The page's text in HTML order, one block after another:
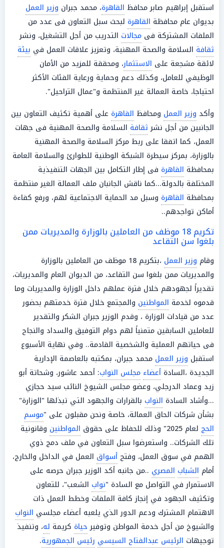
استقبل إبراهيم صابر محافظ القاهرة، محمد جبران وزير العمل
بديوان عام محافظة القاهرة لبحث سبل التعاون فى عدد من
الملفات المشتركة فى مجالات التدريب من أجل التشغيل، ونشر
ثقافة السلامة والصحة المهنية، وتعزيز علاقات العمل في بيئة
لائقة مشجعة على الاستثمار، ومحققة للمزيد من الأمان
الوظيفي للعامل، وكذلك دعم وحماية ورعاية الفئات الأكثر
احتياجا، خاصة العمالة غير المنتظمة و"عمال التراحيل".
وأكد وزير العمل ومحافظ القاهرة على أهمية تكثيف التعاون بين
الجانبين من أجل نشرثقافة السلامة والصحة المهنية فى جهات
العمل، كما اتفقا على ربط مركز السلامة والصحة المهنية
بالوزارة، بمركز سيطرة الشبكة الوطنية للطوارئ والسلامة العامة
بمحافظة القاهرة فى إطار التكامل بين الجهات التنفيذية
المختلفة بالدولة...كما ناقش الجانبان ملف العمالة الغير منتظمة
بمحافظة القاهرة وسبل مد الحماية الاجتماعية لهم، ورفع كفاءة
أماكن تواجدهم..
تكريم 18 موظف من العاملين بالوزارة والمديريات ممن
بلغوا سن التقاعد
وقام وزير العمل
،بتكريم 18 موظف من العاملين بالوزارة
والمديريات ممن بلغوا سن التقاعد، من الديوان العام والمديريات،
تقديراً لجهودهم خلال فترة عملهم داخل الوزارة والمديريات وما
قدموه لخدمة المواطنين والمجتمع خلال فترة خدمتهم بحضور
عدد من قيادات الوزارة ، وقدم الوزير جبران الشكر والتقدير
للعاملين السابقين متمنياً لهم دوام التوفيق والسداد والنجاح
فى حياتهم العملية والشخصية القادمة.. وفي نهاية الأسبوع
استقبل وزير العمل محمد جبران، بمكتبه بالعاصمة الإدارية
الجديدة ،السادة أعضاء مجلس النواب: أحمد عاشور، وشحاتة أبو
زيد وعماد الدرجلي، وعضو مجلس الشيوخ النائب سيد حجازي
...وأشاد السادة النواب بالقرارات والجهود التي تبذلها "الوزارة"
بشأن شركات الحاق العمالة، خاصة ونحن مقبلون على "موسم
الحج لعام 2025" وذلك للحفاظ على حقوق المواطنين وقانونية
تلك الشركات.. واستعرضوا سبل التعاون في ملف دمج ذوي
الهمم في سوق العمل، وفتح أسواق العمل في الداخل والخارج،
أمام الشباب المصري ..من جانبه أكد الوزير جبران حرصه على
الاستمرار في التواصل مع السادة "نواب الشعب"، للتعاون
وتكثيف الجهود في إنجاز كافة الملفات وخطط العمل ذات
الاهتمام المشترك ودعم الدور الذي يلعبه أعضاء مجلسي النواب
والشيوخ من أجل خدمة المواطن وتوفيرحياة كريمة له، وتنفيذ
توجيهات الرئيس عبدالفتاح السيسي رئيس الجمهورية.